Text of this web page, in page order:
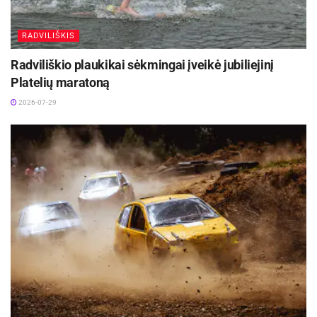
Kauno rajone, Čekiškėje vyks 2028 metų Europos
ir pasaulio greičio automodelių čempionatas
2026-08-07
Savaitgalį geriausi Lietuvos slalomo meistrai
rinksis Zarasuose
RADVILIŠKIS
Radviliškio plaukikai sėkmingai įveikė jubiliejinį
Platelių maratoną
2026-07-29